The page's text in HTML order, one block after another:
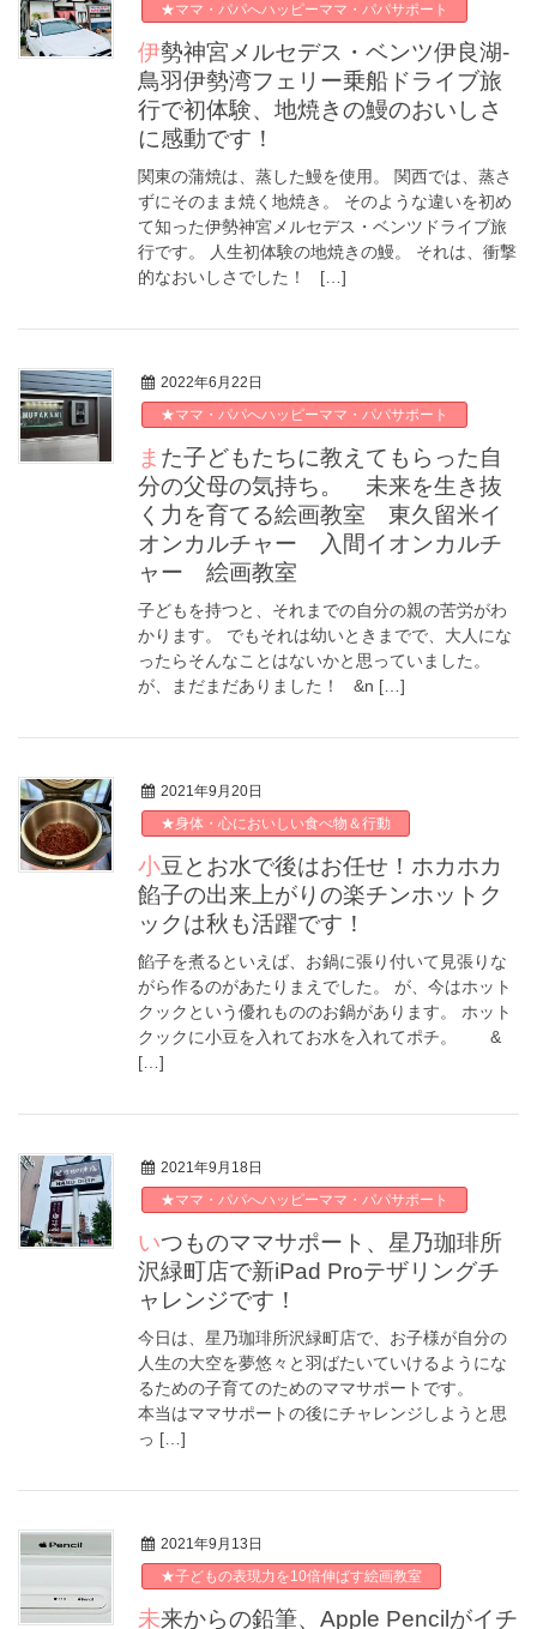
★ママ・パパへハッピーママ・パパサポート
伊勢神宮メルセデス・ベンツ伊良湖-
鳥羽伊勢湾フェリー乗船ドライブ旅
行で初体験、地焼きの鰻のおいしさ
に感動です！
関東の蒲焼は、蒸した鰻を使用。 関西では、蒸さ
ずにそのまま焼く地焼き。 そのような違いを初め
て知った伊勢神宮メルセデス・ベンツドライブ旅
行です。 人生初体験の地焼きの鰻。 それは、衝撃
的なおいしさでした！ […]
2022年6月22日
★ママ・パパへハッピーママ・パパサポート
また子どもたちに教えてもらった自
分の父母の気持ち。 未来を生き抜
く力を育てる絵画教室 東久留米イ
オンカルチャー 入間イオンカルチ
ャー 絵画教室
子どもを持つと、それまでの自分の親の苦労がわ
かります。 でもそれは幼いときまでで、大人にな
ったらそんなことはないかと思っていました。
が、まだまだありました！ &n […]
2021年9月20日
★身体・心においしい食べ物＆行動
小豆とお水で後はお任せ！ホカホカ
餡子の出来上がりの楽チンホットク
ックは秋も活躍です！
餡子を煮るといえば、お鍋に張り付いて見張りな
がら作るのがあたりまえでした。 が、今はホット
クックという優れもののお鍋があります。 ホット
クックに小豆を入れてお水を入れてポチ。 &
[…]
2021年9月18日
★ママ・パパへハッピーママ・パパサポート
いつものママサポート、星乃珈琲所
沢緑町店で新iPad Proテザリングチ
ャレンジです！
今日は、星乃珈琲所沢緑町店で、お子様が自分の
人生の大空を夢悠々と羽ばたいていけるようにな
るための子育てのためのママサポートです。
本当はママサポートの後にチャレンジしようと思
っ […]
2021年9月13日
★子どもの表現力を10倍伸ばす絵画教室
未来からの鉛筆、Apple Pencilがイチ